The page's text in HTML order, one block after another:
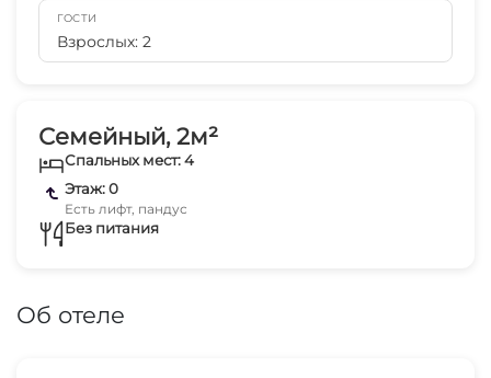
Семейный, 2м²
Спальных мест: 4
Этаж: 0
Есть лифт, пандус
Без питания
Об отеле
ГОСТИ
Взрослых: 2